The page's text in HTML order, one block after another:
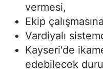
vermesi,
Ekip
Vardiyalı
Kayseri'de
edebilecek